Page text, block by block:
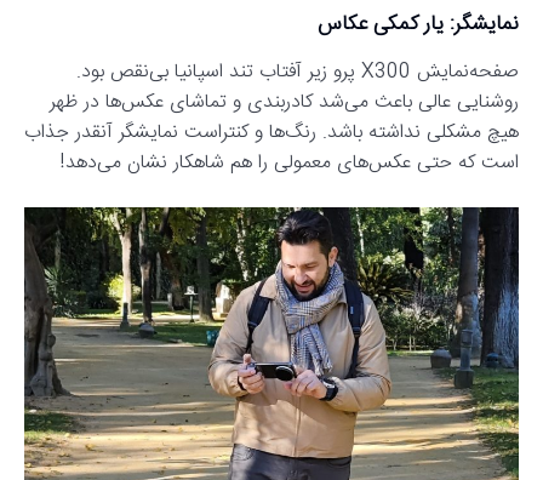
نمایشگر: یار کمکی عکاس
صفحه‌نمایش X300 پرو زیر آفتاب تند اسپانیا بی‌نقص بود.
روشنایی عالی باعث می‌شد کادربندی و تماشای عکس‌ها در ظهر
هیچ مشکلی نداشته باشد. رنگ‌ها و کنتراست نمایشگر آنقدر جذاب
است که حتی عکس‌های معمولی را هم شاهکار نشان می‌دهد!